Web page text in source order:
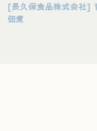
[長久保食品株式会社]
佃煮